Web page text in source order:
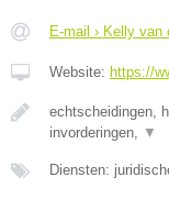
E-mail › Kelly van
Website: https://
echtscheidingen,
invorderingen,
▼
Diensten: